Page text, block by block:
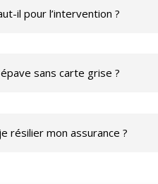
il pour l’intervention ?
sans carte grise ?
résilier mon assurance ?